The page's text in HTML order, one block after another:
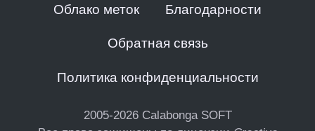
Облако меток Благодарности
Обратная связь
Политика конфиденциальности
2005-2026 Calabonga SOFT